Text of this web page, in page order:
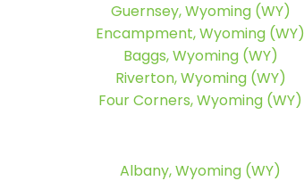
Guernsey, Wyoming (WY)
Encampment, Wyoming (WY)
Baggs, Wyoming (WY)
Riverton, Wyoming (WY)
Four Corners, Wyoming (WY)
Albany, Wyoming (WY)